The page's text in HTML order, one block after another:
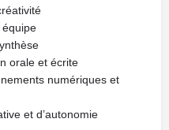
orale et écrite
numériques et
et d’autonomie